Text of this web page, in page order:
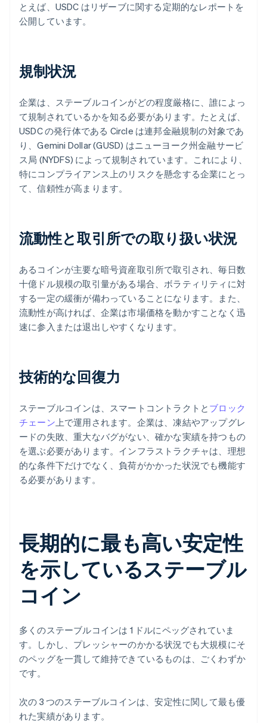
とえば、USDC はリザーブに関する定期的なレポートを
公開しています。
規制状況
企業は、ステーブルコインがどの程度厳格に、誰によっ
て規制されているかを知る必要があります。たとえば、
USDC の発行体である Circle は連邦金融規制の対象であ
り、Gemini Dollar (GUSD) はニューヨーク州金融サービ
ス局 (NYDFS) によって規制されています。これにより、
特にコンプライアンス上のリスクを懸念する企業にとっ
て、信頼性が高まります。
流動性と取引所での取り扱い状況
あるコインが主要な暗号資産取引所で取引され、毎日数
十億ドル規模の取引量がある場合、ボラティリティに対
する一定の緩衝が備わっていることになります。また、
流動性が高ければ、企業は市場価格を動かすことなく迅
速に参入または退出しやすくなります。
技術的な回復力
ステーブルコインは、スマートコントラクトと ブロック
チェーン上で運用されます。企業は、凍結やアップグレ
ードの失敗、重大なバグがない、確かな実績を持つもの
を選ぶ必要があります。インフラストラクチャは、理想
的な条件下だけでなく、負荷がかかった状況でも機能す
る必要があります。
長期的に最も高い安定性
を示しているステーブル
コイン
多くのステーブルコインは 1 ドルにペッグされていま
す。しかし、プレッシャーのかかる状況でも大規模にそ
のペッグを一貫して維持できているものは、ごくわずか
です。
次の 3 つのステーブルコインは、安定性に関して最も優
れた実績があります。